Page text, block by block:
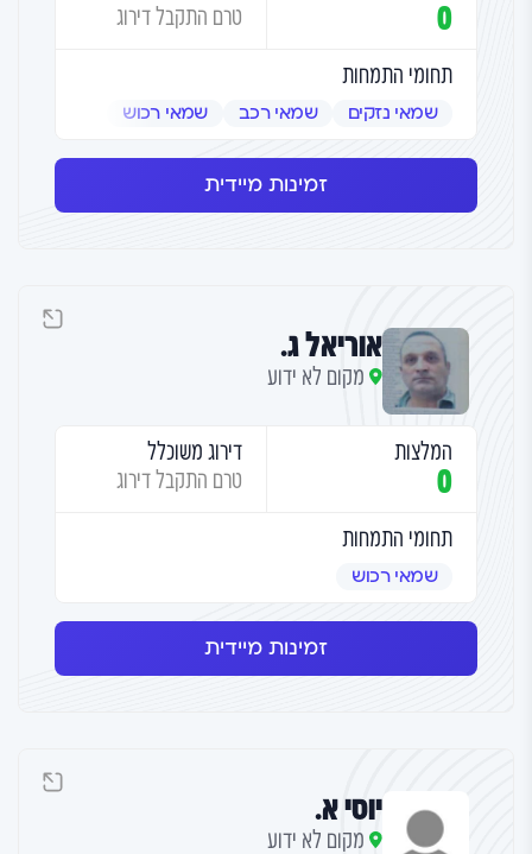
0
טרם התקבל דירוג
תחומי התמחות
שמאי נזקים שמאי רכב שמאי רכוש
זמינות מיידית
אוריאל ג.
מקום לא ידוע
המלצות
0
דירוג משוכלל
טרם התקבל דירוג
תחומי התמחות
שמאי רכוש
זמינות מיידית
יוסי א.
מקום לא ידוע